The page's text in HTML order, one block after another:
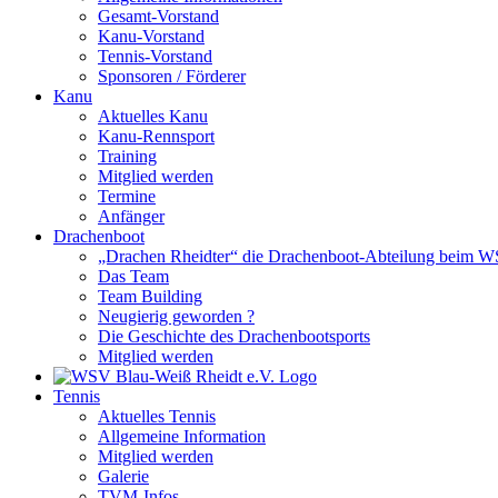
Gesamt-Vorstand
Kanu-Vorstand
Tennis-Vorstand
Sponsoren / Förderer
Kanu
Aktuelles Kanu
Kanu-Rennsport
Training
Mitglied werden
Termine
Anfänger
Drachenboot
„Drachen Rheidter“ die Drachenboot-Abteilung beim
Das Team
Team Building
Neugierig geworden ?
Die Geschichte des Drachenbootsports
Mitglied werden
Tennis
Aktuelles Tennis
Allgemeine Information
Mitglied werden
Galerie